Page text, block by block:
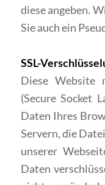
diese angeben.
Sie auch ein
SSL-
Diese Website
(Secure Socket
Daten Ihres
Servern, die
unserer
Daten